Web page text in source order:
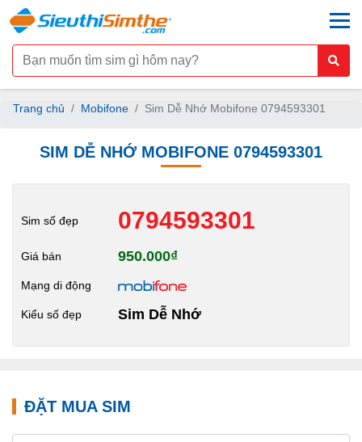
Trang chủ Mobifone Sim Dễ Nhớ Mobifone 0794593301
SIM DỄ NHỚ MOBIFONE 0794593301
Sim số đẹp 0794593301
Giá bán 950.000₫
Mạng di động
Kiểu số đẹp Sim Dễ Nhớ
ĐẶT MUA SIM